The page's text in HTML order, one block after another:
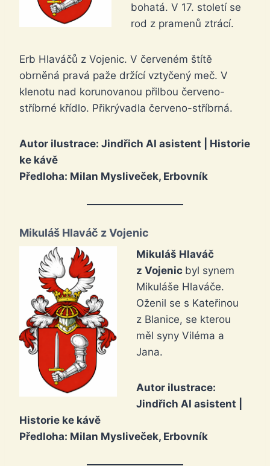
bohatá. V 17. století se
rod z pramenů ztrácí.
Erb Hlaváčů z Vojenic. V červeném štítě
obrněná pravá paže držící vztyčený meč. V
klenotu nad korunovanou přilbou červeno-
stříbrné křídlo. Přikrývadla červeno-stříbrná.
Autor ilustrace: Jindřich AI asistent | Historie
ke kávě
Předloha: Milan Mysliveček, Erbovník
Mikuláš Hlaváč z Vojenic
Mikuláš Hlaváč
z Vojenic byl synem
Mikuláše Hlaváče.
Oženil se s Kateřinou
z Blanice, se kterou
měl syny Viléma a
Jana.
Autor ilustrace:
Jindřich AI asistent |
Historie ke kávě
Předloha: Milan Mysliveček, Erbovník